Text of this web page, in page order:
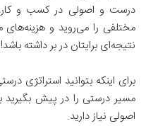
درست و اصولی در کسب و
مختلفی را می‌روید و
نتیجه‌ای برایتان در بر داشته باشد!
برای اینکه بتوانید استراتژی
مسیر درستی را در پیش
اصولی نیاز دارید.